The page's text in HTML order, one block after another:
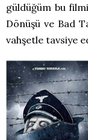
güldüğüm bu
Dönüşü ve Bad
vahşetle tavsiye